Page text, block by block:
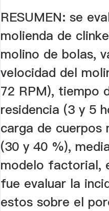
...
RESUMEN: se
molienda de
molino de bolas,
velocidad del
72 RPM), tiempo
residencia (3 y 5
carga de cuerpos
(30 y 40 %),
modelo factorial,
fue evaluar la
estos sobre el